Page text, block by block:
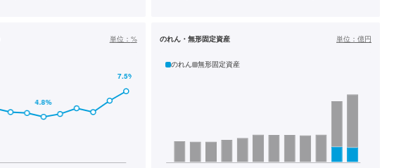
単位： % のれん・無形固定資産 単位： 億円
のれん 無形固定資産